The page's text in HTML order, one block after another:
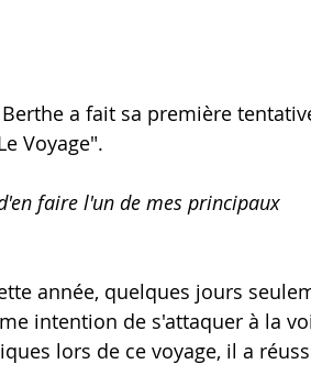
a fait sa première
Voyage".
faire l'un de mes principaux
année, quelques jours
intention de s'attaquer à la
lors de ce voyage, il a